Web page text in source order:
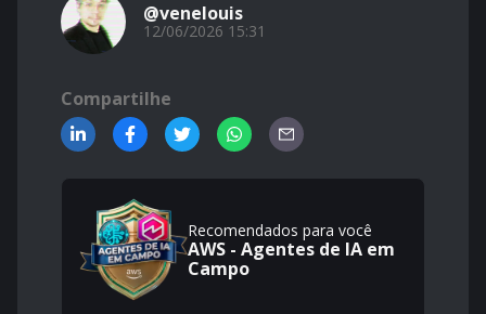
@venelouis
12/06/2026 15:31
Compartilhe
Recomendados para você
AWS - Agentes de IA em
Campo